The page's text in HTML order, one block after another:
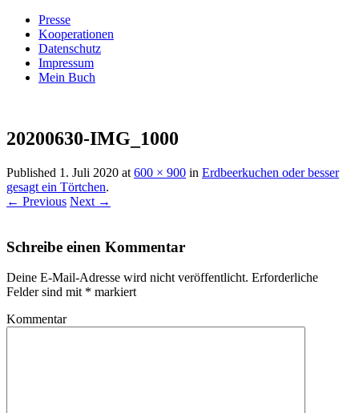
Presse
Kooperationen
Datenschutz
Impressum
Mein Buch
Villa König
20200630-IMG_1000
Published 1. Juli 2020 at 600 × 900 in Erdbeerkuchen oder besser
gesagt ein Törtchen.
← Previous Next →
Schreibe einen Kommentar
Deine E-Mail-Adresse wird nicht veröffentlicht. Erforderliche
Felder sind mit * markiert
Kommentar